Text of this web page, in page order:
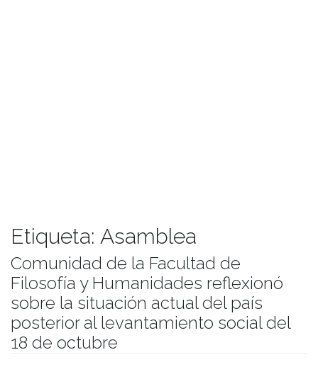
Etiqueta: Asamblea
Comunidad de la Facultad de
Filosofía y Humanidades reflexionó
sobre la situación actual del país
posterior al levantamiento social del
18 de octubre